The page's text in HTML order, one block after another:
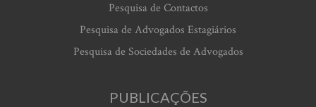
Pesquisa de Contactos
Pesquisa de Advogados Estagiários
Pesquisa de Sociedades de Advogados
PUBLICAÇÕES